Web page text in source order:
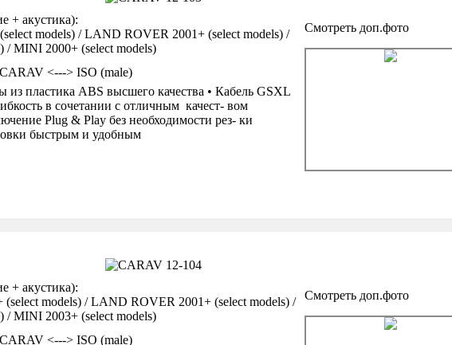
акустика):
models) / LAND ROVER 2001+ (select models) /
/ MINI 2000+ (select models)
Смотреть доп.фото
<---> ISO (male)
пластика ABS высшего качества • Кабель GSXL
в сочетании с отличным качест- вом
Plug & Play без необходимости рез- ки
быстрым и удобным
акустика):
models) / LAND ROVER 2001+ (select models) /
/ MINI 2003+ (select models)
Смотреть доп.фото
<---> ISO (male)